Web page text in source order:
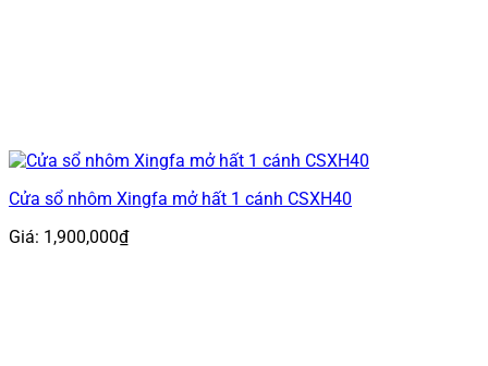
Cửa sổ nhôm Xingfa mở hất 1 cánh CSXH40
Giá: 1,900,000₫